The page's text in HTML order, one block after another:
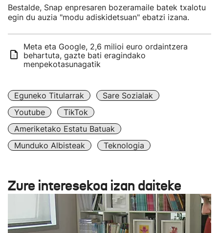
Bestalde, Snap enpresaren bozeramaile batek txalotu
egin du auzia "modu adiskidetsuan" ebatzi izana.
Meta eta Google, 2,6 milioi euro ordaintzera
behartuta, gazte bati eragindako
menpekotasunagatik
Eguneko Titularrak
Sare Sozialak
Youtube
TikTok
Ameriketako Estatu Batuak
Munduko Albisteak
Teknologia
Zure interesekoa izan daiteke